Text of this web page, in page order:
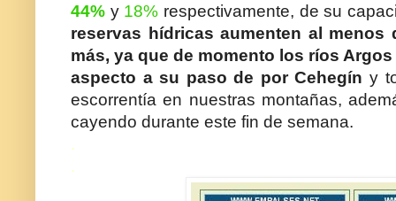
44% y 18% respectivamente, de su
reservas hídricas aumenten al menos
más, ya que de momento los ríos
aspecto a su paso de por Cehegín y
escorrentía en nuestras montañas,
cayendo durante este fin de semana.
.
.